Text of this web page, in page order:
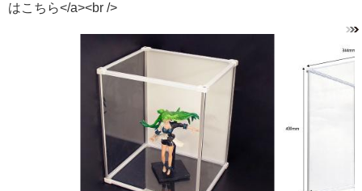
料・お支払いについて
定商取引法に基づく表記
はこちら</a><br />